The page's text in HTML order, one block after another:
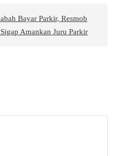
Bayar Parkir, Resmob
Amankan Juru Parkir